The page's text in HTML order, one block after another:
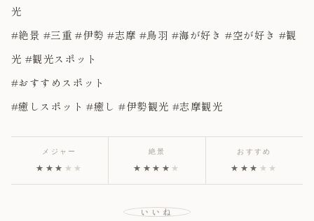
光
#絶景 #三重 #伊勢 #志摩 #鳥羽 #海が好き #空が好き #観
光 #観光スポット
#おすすめスポット
#癒しスポット #癒し #伊勢観光 #志摩観光
メジャー
★★★ ★★
絶景
★★★★ ★
おすすめ
★★★ ★★
いいね